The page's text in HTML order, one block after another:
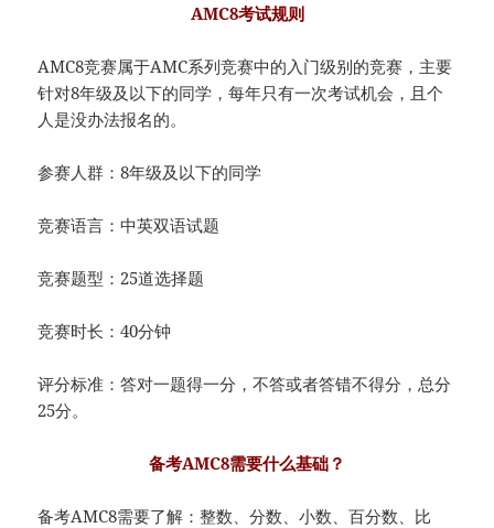
AMC8考试规则
AMC8竞赛属于AMC系列竞赛中的入门级别的竞赛，主要
针对8年级及以下的同学，每年只有一次考试机会，且个
人是没办法报名的。
参赛人群：8年级及以下的同学
竞赛语言：中英双语试题
竞赛题型：25道选择题
竞赛时长：40分钟
评分标准：答对一题得一分，不答或者答错不得分，总分
25分。
备考AMC8需要什么基础？
备考AMC8需要了解：整数、分数、小数、百分数、比